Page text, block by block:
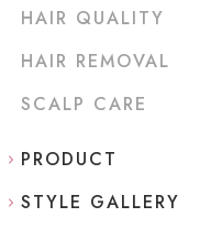
HAIR QUALITY
HAIR REMOVAL
SCALP CARE
PRODUCT
STYLE GALLERY